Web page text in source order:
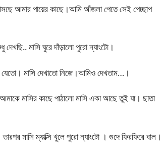
আমার পায়ের কাছে।আমি আঁজলা পেতে সেই পেচ্ছাপ
মাসি ঘুরে দাঁড়ালো পুরো ন্যাংটো।
যেতো। মাসি দেখাতো নিজে।আমিও দেখতাম…।
মাসির কাছে পাঠালো মাসি একা আছে তুই যা। ছাতা
মাসি ম্যাক্সি খুলে পুরো ন্যাংটো । গুদে ফিরফিরে বাল।